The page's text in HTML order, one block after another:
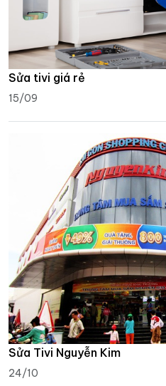
Sửa tivi giá rẻ
15/09
Sửa Tivi Nguyễn Kim
24/10